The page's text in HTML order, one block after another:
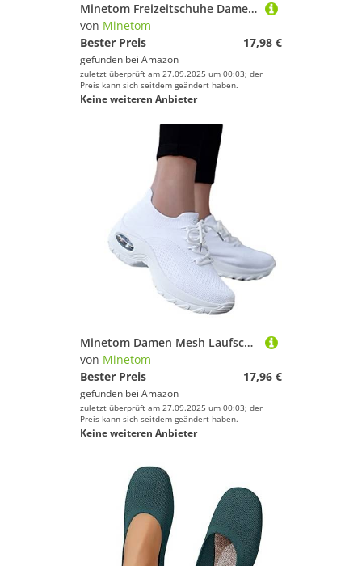
Minetom Freizeitschuhe Damen Bestickte Sneaker Spitze Atmungsaktive Stoffschuhe Frauen Schnürhalbschuhe Laufschuhe Leicht Sportlich Freizeit Flache Schuhe Walkingschuhe C1 Blau 38 EU
von Minetom
Bester Preis
17,98 €
gefunden bei Amazon
zuletzt überprüft am 27.09.2025 um 00:03; der
Preis kann sich seitdem geändert haben.
Keine weiteren Anbieter
Minetom Damen Mesh Laufschuhe Turnschuhe Sportschuhe Sneaker Running Tennis Schuhe Straßenlaufschuhe Dämpfung Leichtgewichts Atmungsaktiv Walkingschuhe Outdoor Fitness Jogging A Weiß 41 EU
von Minetom
Bester Preis
17,96 €
gefunden bei Amazon
zuletzt überprüft am 27.09.2025 um 00:03; der
Preis kann sich seitdem geändert haben.
Keine weiteren Anbieter